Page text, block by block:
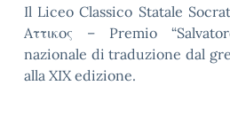
Il Liceo Classico Statale
Aττικoς – Premio
nazionale di traduzione dal
alla XIX edizione.